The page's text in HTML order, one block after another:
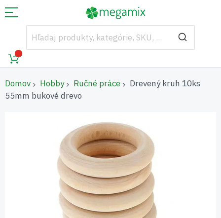
Domov Hobby Ručné práce
Drevený kruh 10ks
55mm bukové drevo